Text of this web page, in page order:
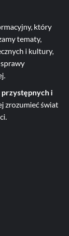
który
tematy,
i kultury,
i
zrozumieć świat